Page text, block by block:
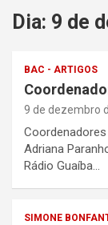
Dia: 9 de
BAC - ARTIGOS
9 de dezembro
Coordenadores
Adriana
Rádio Guaíba…
SIMONE